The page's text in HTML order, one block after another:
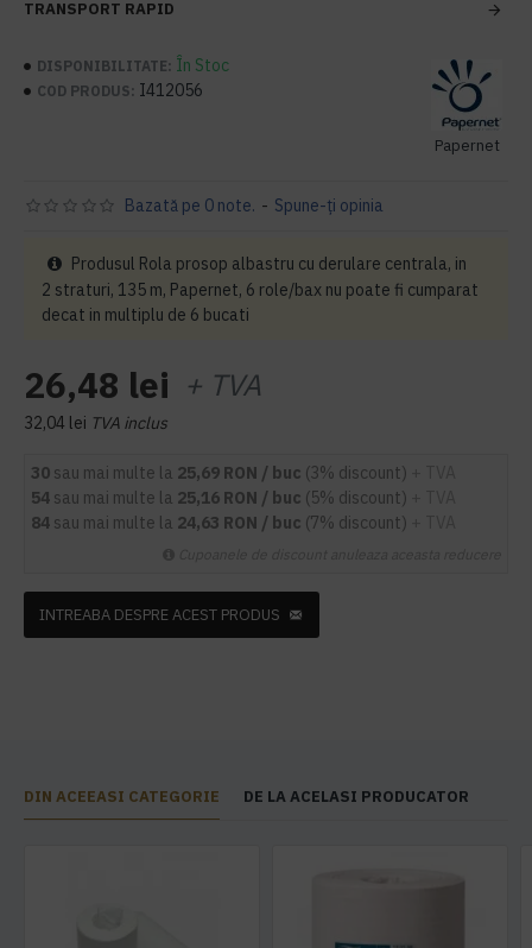
TRANSPORT RAPID
DISPONIBILITATE: În Stoc
COD PRODUS: I412056
Papernet
Bazată pe 0 note. - Spune-ţi opinia
26,48 lei + TVA
32,04 lei TVA inclus
Produsul Rola prosop albastru cu derulare centrala, in
2 straturi, 135 m, Papernet, 6 role/bax nu poate fi cumparat
decat in multiplu de 6 bucati
30 sau mai multe la 25,69 RON / buc (3% discount)
54 sau mai multe la 25,16 RON / buc (5% discount)
84 sau mai multe la 24,63 RON / buc (7% discount)
INTREABA DESPRE ACEST PRODUS
DIN ACEEASI CATEGORIE DE LA ACELASI PRODUCATOR